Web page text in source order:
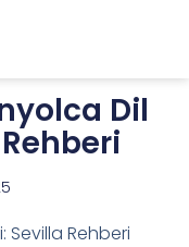
Dil
Sevilla Rehberi